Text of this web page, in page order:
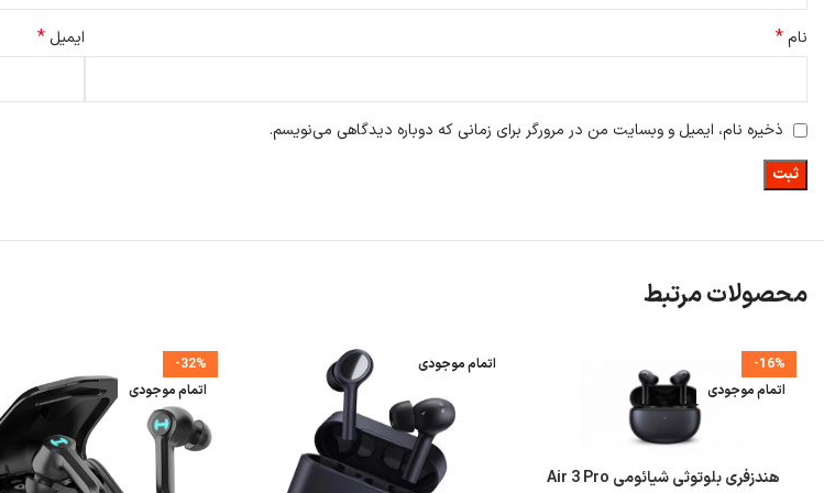
نام* ایمیل *
ذخیره نام، ایمیل و وبسایت من در مرورگر برای زمانی که دوباره دیدگاهی می‌نویسم.
محصولات مرتبط
-16%
اتمام موجودی
هندزفری بلوتوثی شیائومی Air 3 Pro
اتمام موجودی
-32%
اتمام موجودی